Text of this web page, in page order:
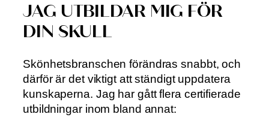
JAG UTBILDAR MIG FÖR
DIN SKULL
Skönhetsbranschen förändras snabbt, och
därför är det viktigt att ständigt uppdatera
kunskaperna. Jag har gått flera certifierade
utbildningar inom bland annat: